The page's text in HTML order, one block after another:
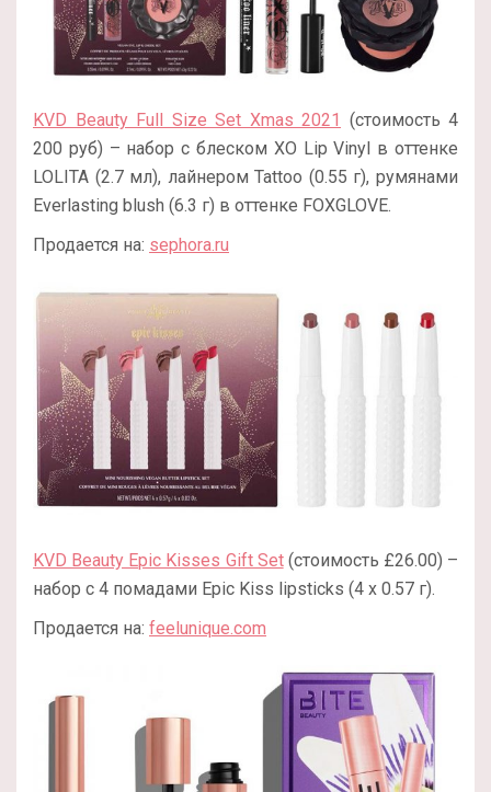
KVD Beauty Full Size Set Xmas 2021
(стоимость 4
200 руб) – набор с блеском XO Lip Vinyl в оттенке
LOLITA (2.7 мл), лайнером Tattoo (0.55 г), румянами
Everlasting blush (6.3 г) в оттенке FOXGLOVE.
Продается на: sephora.ru
KVD Beauty Epic Kisses Gift Set(стоимость £26.00) –
набор с 4 помадами Epic Kiss lipsticks (4 x 0.57 г).
Продается на: feelunique.com